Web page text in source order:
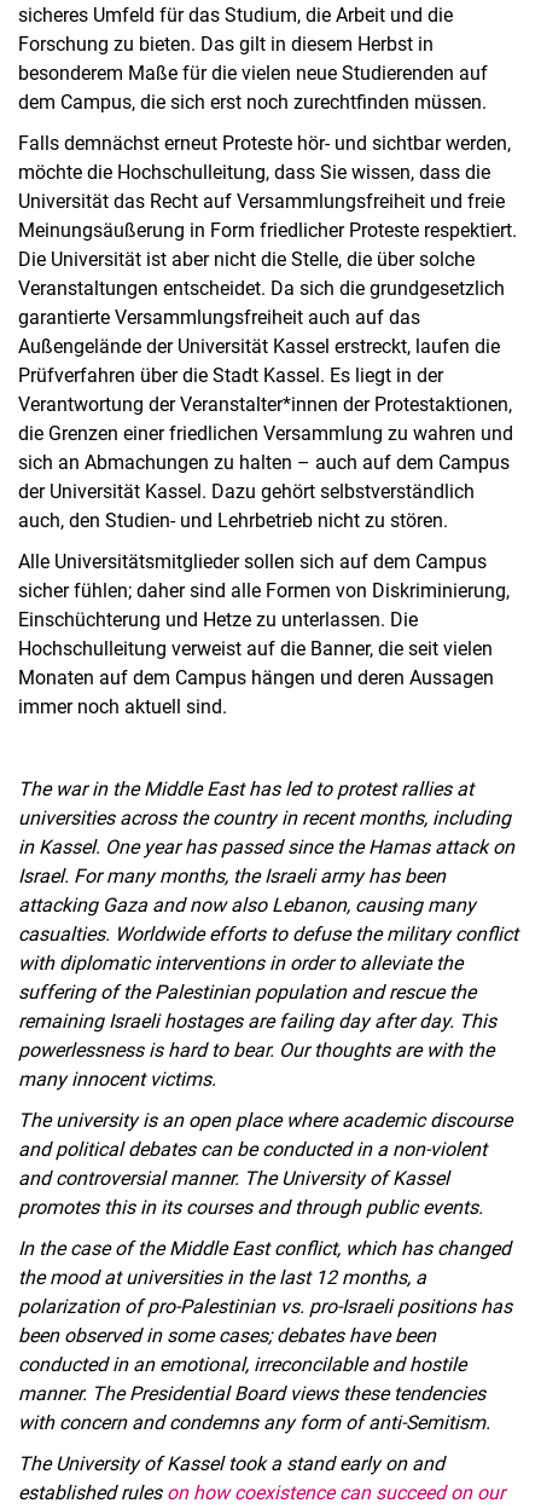
sicheres Umfeld für das Studium, die Arbeit und die
Forschung zu bieten. Das gilt in diesem Herbst in
besonderem Maße für die vielen neue Studierenden auf
dem Campus, die sich erst noch zurechtfinden müssen.
Falls demnächst erneut Proteste hör- und sichtbar werden,
möchte die Hochschulleitung, dass Sie wissen, dass die
Universität das Recht auf Versammlungsfreiheit und freie
Meinungsäußerung in Form friedlicher Proteste respektiert.
Die Universität ist aber nicht die Stelle, die über solche
Veranstaltungen entscheidet. Da sich die grundgesetzlich
garantierte Versammlungsfreiheit auch auf das
Außengelände der Universität Kassel erstreckt, laufen die
Prüfverfahren über die Stadt Kassel. Es liegt in der
Verantwortung der Veranstalter*innen der Protestaktionen,
die Grenzen einer friedlichen Versammlung zu wahren und
sich an Abmachungen zu halten – auch auf dem Campus
der Universität Kassel. Dazu gehört selbstverständlich
auch, den Studien- und Lehrbetrieb nicht zu stören.
Alle Universitätsmitglieder sollen sich auf dem Campus
sicher fühlen; daher sind alle Formen von Diskriminierung,
Einschüchterung und Hetze zu unterlassen. Die
Hochschulleitung verweist auf die Banner, die seit vielen
Monaten auf dem Campus hängen und deren Aussagen
immer noch aktuell sind.
The war in the Middle East has led to protest rallies at
universities across the country in recent months, including
in Kassel. One year has passed since the Hamas attack on
Israel. For many months, the Israeli army has been
attacking Gaza and now also Lebanon, causing many
casualties. Worldwide efforts to defuse the military conflict
with diplomatic interventions in order to alleviate the
suffering of the Palestinian population and rescue the
remaining Israeli hostages are failing day after day. This
powerlessness is hard to bear. Our thoughts are with the
many innocent victims.
The university is an open place where academic discourse
and political debates can be conducted in a non-violent
and controversial manner. The University of Kassel
promotes this in its courses and through public events.
In the case of the Middle East conflict, which has changed
the mood at universities in the last 12 months, a
polarization of pro-Palestinian vs. pro-Israeli positions has
been observed in some cases; debates have been
conducted in an emotional, irreconcilable and hostile
manner. The Presidential Board views these tendencies
with concern and condemns any form of anti-Semitism.
The University of Kassel took a stand early on and
established rules on how coexistence can succeed on our